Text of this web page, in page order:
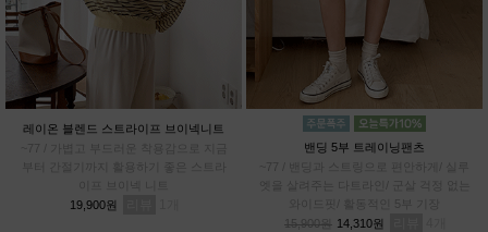
레이온 블렌드 스트라이프 브이넥니트
부터 간절기까지 활용하기 좋은 스트라
19,900원
밴딩 5부 트레이닝팬츠
~77 / 밴딩과 스트링으로 편안하게/ 실루
엣을 살려주는 다트라인/ 군살 걱정 없는
와이드핏/ 활동적인 5부 기장
15,900원 14,310원